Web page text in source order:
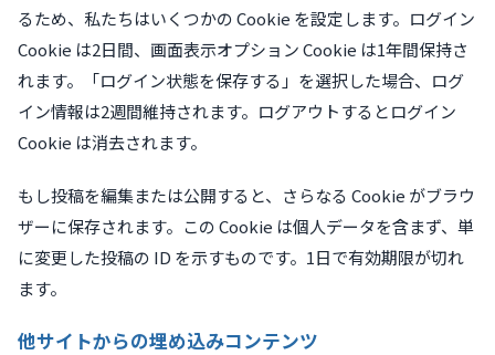
るため、私たちはいくつかの Cookie を設定します。ログイン
Cookie は2日間、画面表示オプション Cookie は1年間保持さ
れます。「ログイン状態を保存する」を選択した場合、ログ
イン情報は2週間維持されます。ログアウトするとログイン
Cookie は消去されます。
もし投稿を編集または公開すると、さらなる Cookie がブラウ
ザーに保存されます。この Cookie は個人データを含まず、単
に変更した投稿の ID を示すものです。1日で有効期限が切れ
ます。
他サイトからの埋め込みコンテンツ